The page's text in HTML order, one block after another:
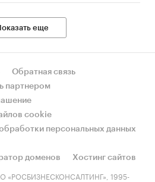
еще
Обратная связь
партнером
cookie
персональных данных
доменов
Хостинг сайтов
«РОСБИЗНЕСКОНСАЛТИНГ», 1995-